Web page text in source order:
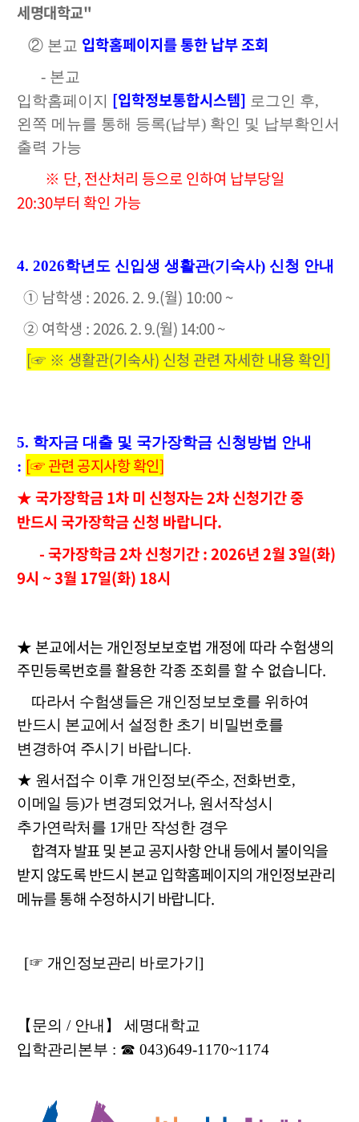
세명대학교"
② 본교 입학홈페이지를 통한 납부 조회
- 본교
입학홈페이지 [입학정보통합시스템] 로그인 후,
왼쪽 메뉴를 통해 등록(납부) 확인 및 납부확인서
출력 가능
※ 단, 전산처리 등으로 인하여 납부당일
20:30부터 확인 가능
4. 2026학년도 신입생 생활관(기숙사) 신청 안내
① 남학생 : 2026. 2. 9.(월) 10:00 ~
② 여학생 :2026. 2. 9.(월) 14:00 ~
[☞ ※ 생활관(기숙사) 신청 관련 자세한 내용 확인]
5. 학자금 대출 및 국가장학금 신청방법 안내
: [☞ 관련 공지사항 확인]
★ 국가장학금 1차 미 신청자는 2차 신청기간 중
반드시 국가장학금 신청 바랍니다.
- 국가장학금 2차 신청기간 : 2026년 2월 3일(화)
9시 ~ 3월 17일(화) 18시
★ 본교에서는 개인정보보호법 개정에 따라 수험생의
주민등록번호를 활용한 각종 조회를 할 수 없습니다.
따라서 수험생들은 개인정보보호를 위하여
반드시 본교에서 설정한 초기 비밀번호를
변경하여 주시기 바랍니다.
★ 원서접수 이후 개인정보(주소, 전화번호,
이메일 등)가 변경되었거나, 원서작성시
추가연락처를 1개만 작성한 경우
합격자 발표 및 본교 공지사항 안내 등에서 불이익을
받지 않도록 반드시 본교 입학홈페이지의 개인정보관리
메뉴를 통해 수정하시기 바랍니다.
[☞ 개인정보관리 바로가기]
【문의/ 안내 】세명대학교
입학관리본부 : ☎043)649-1170~1174